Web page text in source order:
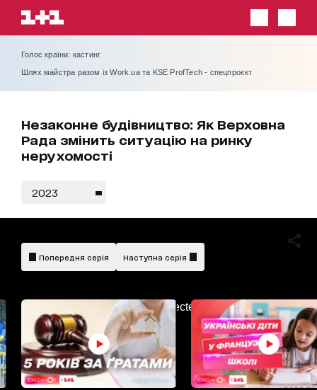
Голос країни: кастинг
Шлях майстра разом із Work.ua та KSE ProfTech - спецпроєкт
Незаконне будівництво: Як Верховна
Рада змінить ситуацію на ринку
нерухомості
2023
AdBlockDetected!
Попередня серія Наступна серія